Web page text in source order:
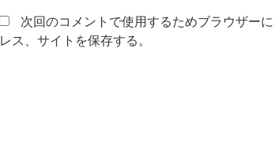
次回のコメントで使用するためブラウザー
レス、サイトを保存する。